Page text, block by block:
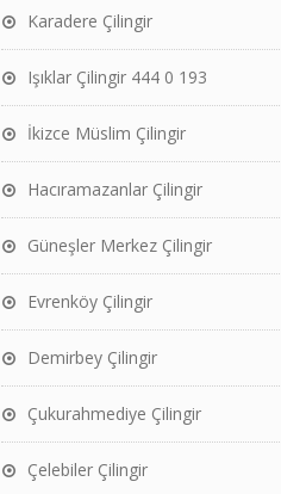
Karadere Çilingir
Işıklar Çilingir 444 0 193
İkizce Müslim Çilingir
Hacıramazanlar Çilingir
Güneşler Merkez Çilingir
Evrenköy Çilingir
Demirbey Çilingir
Çukurahmediye Çilingir
Çelebiler Çilingir